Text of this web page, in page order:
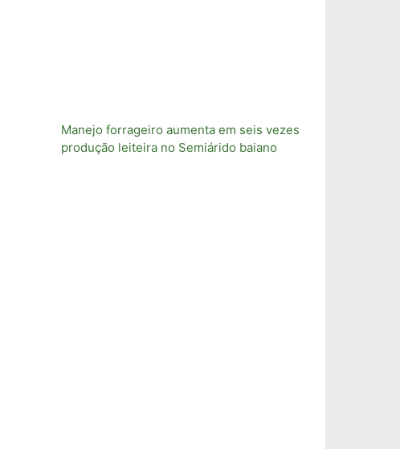
Manejo forrageiro aumenta em seis vezes
produção leiteira no Semiárido baiano